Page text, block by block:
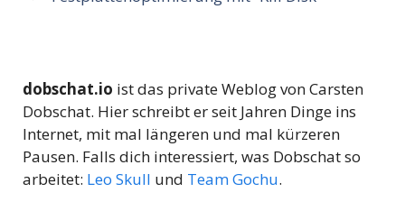
dobschat.io ist das private Weblog von Carsten
Dobschat. Hier schreibt er seit Jahren Dinge ins
Internet, mit mal längeren und mal kürzeren
Pausen. Falls dich interessiert, was Dobschat so
arbeitet: Leo Skull und Team Gochu.